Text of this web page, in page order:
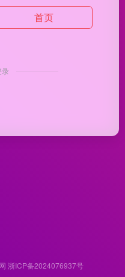
首页
录
浙ICP备2024076937号